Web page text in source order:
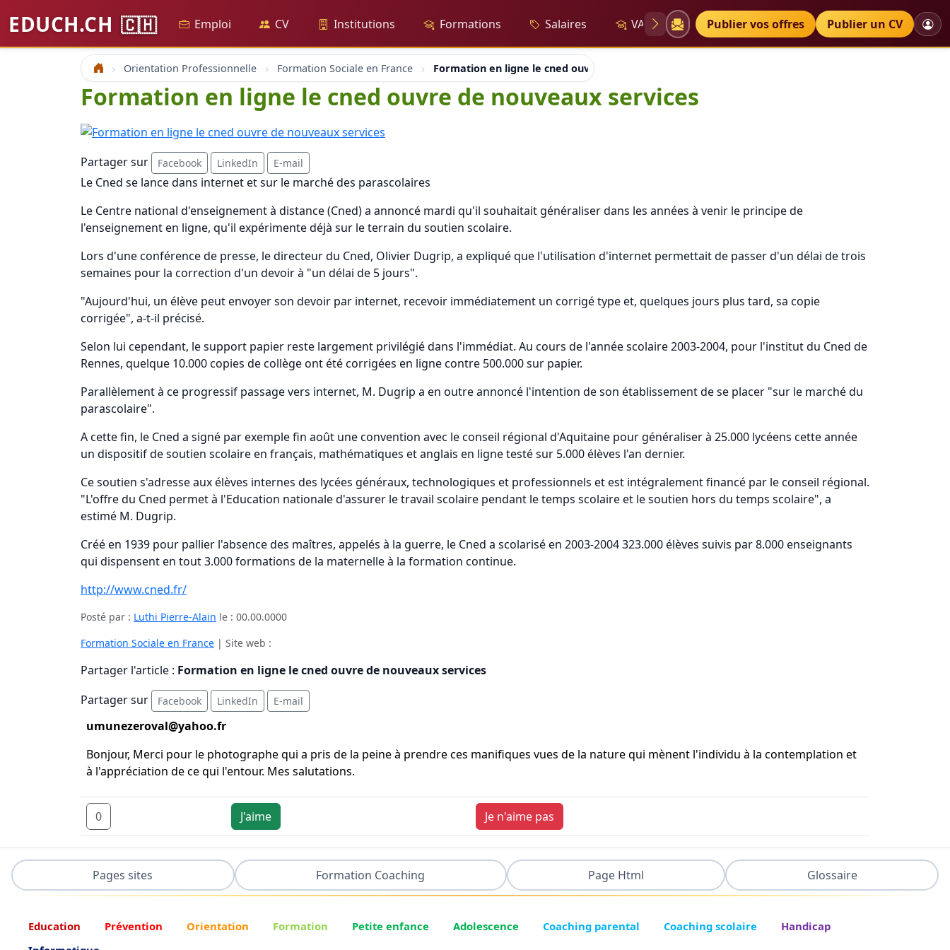
EDUCH.CH 🇨🇭 Emploi CV Institutions Formations Salaires VAE Diplômes Petites annonces
Publier vos offres Publier un CV
Accueil Orientation Professionnelle Formation Sociale en France Formation en ligne le cned ouvre de nouveaux services
Formation en ligne le cned ouvre de nouveaux services
Partager sur Facebook LinkedIn E-mail
Le Cned se lance dans internet et sur le marché des parascolaires
Le Centre national d'enseignement à distance (Cned) a annoncé mardi qu'il souhaitait généraliser dans les années à venir le principe de
l'enseignement en ligne, qu'il expérimente déjà sur le terrain du soutien scolaire.
Lors d'une conférence de presse, le directeur du Cned, Olivier Dugrip, a expliqué que l'utilisation d'internet permettait de passer d'un délai de trois
semaines pour la correction d'un devoir à "un délai de 5 jours".
"Aujourd'hui, un élève peut envoyer son devoir par internet, recevoir immédiatement un corrigé type et, quelques jours plus tard, sa copie
corrigée", a-t-il précisé.
Selon lui cependant, le support papier reste largement privilégié dans l'immédiat. Au cours de l'année scolaire 2003-2004, pour l'institut du Cned de
Rennes, quelque 10.000 copies de collège ont été corrigées en ligne contre 500.000 sur papier.
Parallèlement à ce progressif passage vers internet, M. Dugrip a en outre annoncé l'intention de son établissement de se placer "sur le marché du
parascolaire".
A cette fin, le Cned a signé par exemple fin août une convention avec le conseil régional d'Aquitaine pour généraliser à 25.000 lycéens cette année
un dispositif de soutien scolaire en français, mathématiques et anglais en ligne testé sur 5.000 élèves l'an dernier.
Ce soutien s'adresse aux élèves internes des lycées généraux, technologiques et professionnels et est intégralement financé par le conseil régional.
"L'offre du Cned permet à l'Education nationale d'assurer le travail scolaire pendant le temps scolaire et le soutien hors du temps scolaire", a
estimé M. Dugrip.
Créé en 1939 pour pallier l'absence des maîtres, appelés à la guerre, le Cned a scolarisé en 2003-2004 323.000 élèves suivis par 8.000 enseignants
qui dispensent en tout 3.000 formations de la maternelle à la formation continue.
http://www.cned.fr/
Posté par : Luthi Pierre-Alain le : 00.00.0000
Formation Sociale en France | Site web :
Partager l'article : Formation en ligne le cned ouvre de nouveaux services
Partager sur
Facebook LinkedIn E-mail
umunezeroval@yahoo.fr
Bonjour, Merci pour le photographe qui a pris de la peine à prendre ces manifiques vues de la nature qui mènent l'individu à la contemplation et
à l'appréciation de ce qui l'entour. Mes salutations.
0 J'aime Je n'aime pas
Pages sites Formation Coaching Page Html Glossaire
Education Prévention Orientation Formation Petite enfance Adolescence Coaching parental Coaching scolaire
Handicap